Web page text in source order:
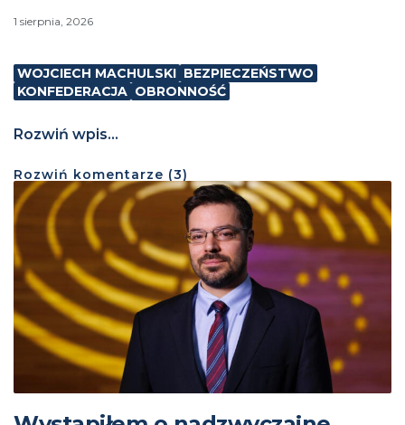
1 sierpnia, 2026
WOJCIECH MACHULSKI BEZPIECZEŃSTWO
KONFEDERACJA OBRONNOŚĆ
Rozwiń wpis...
Rozwiń komentarze (3)